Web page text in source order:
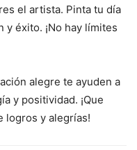
el artista. Pinta tu día
éxito. ¡No hay límites
alegre te ayuden a
y positividad. ¡Que
logros y alegrías!